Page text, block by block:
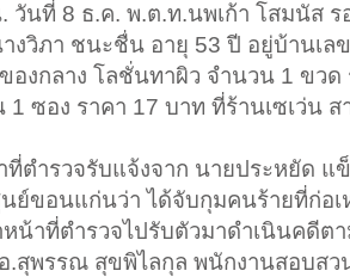
. วันที่ 8 ธ.ค. พ.ต.ท.นพเก้า โสมนัส
งวิภา ชนะชื่น อายุ 53 ปี อยู่บ้านเล
องกลาง โลชั่นทาผิว จำนวน 1 ขว
1 ซอง ราคา 17 บาท ที่ร้านเซเว่น
ตำรวจรับแจ้งจาก นายประหยัด แ
นย์ขอนแก่นว่า ได้จับกุมคนร้ายที่ก่อ
หน้าที่ตำรวจไปรับตัวมาดำเนินคดีต
.สุพรรณ สุขพิไลกุล พนักงานสอบส